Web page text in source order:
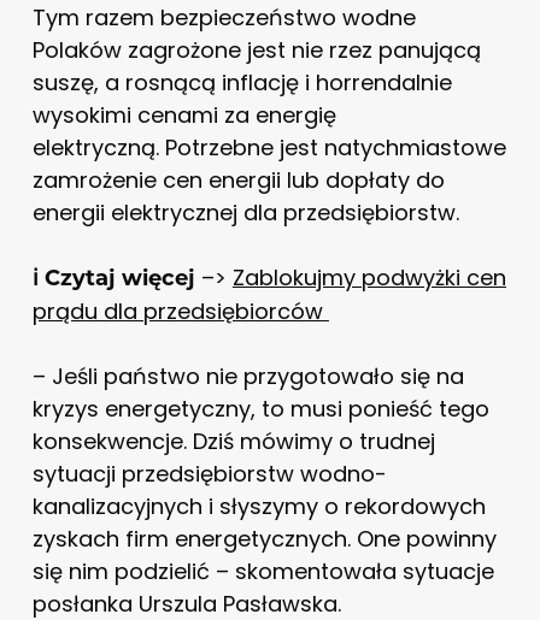
Tym razem bezpieczeństwo wodne
Polaków zagrożone jest nie rzez panującą
suszę, a rosnącą inflację i horrendalnie
wysokimi cenami za energię
elektryczną. Potrzebne jest natychmiastowe
zamrożenie cen energii lub dopłaty do
energii elektrycznej dla przedsiębiorstw.
ℹ️ Czytaj więcej –> Zablokujmy podwyżki cen
prądu dla przedsiębiorców
– Jeśli państwo nie przygotowało się na
kryzys energetyczny, to musi ponieść tego
konsekwencje. Dziś mówimy o trudnej
sytuacji przedsiębiorstw wodno-
kanalizacyjnych i słyszymy o rekordowych
zyskach firm energetycznych. One powinny
się nim podzielić – skomentowała sytuacje
posłanka Urszula Pasławska.